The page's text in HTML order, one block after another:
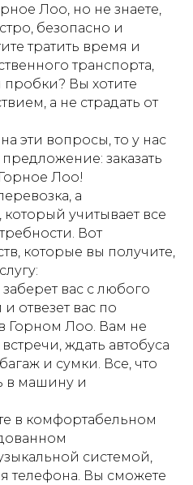
Лоо, но не знаете,
безопасно и
тратить время и
транспорта,
Вы хотите
а не страдать от
эти вопросы, то у нас
заказать
Лоо!
а
учитывает все
Вот
которые вы получите,
вас с любого
отвезет вас по
Горном Лоо. Вам не
ждать автобуса
и сумки. Все, что
в машину и
в комфортабельном
системой,
телефона. Вы сможете